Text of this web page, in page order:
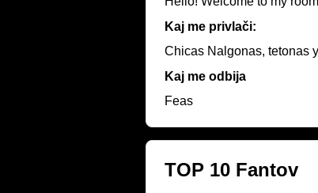
Kaj me privlači:
Chicas Nalgonas, tetonas
Kaj me odbija
Feas
TOP 10 Fantov